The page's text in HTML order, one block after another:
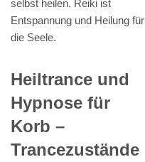
selbst heilen. Reiki ist
Entspannung und Heilung für
die Seele.
Heiltrance und
Hypnose für
Korb –
Trancezustände